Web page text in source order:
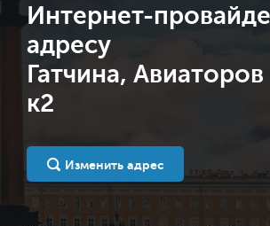
Интернет-
адресу
Гатчина,
к2
Изменить адрес